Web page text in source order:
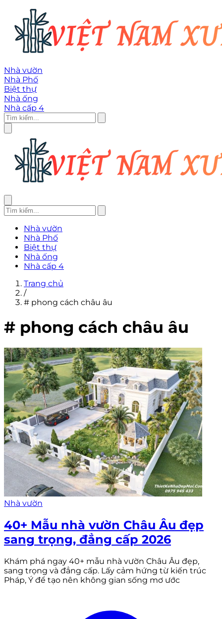
Nhà vườn
Nhà Phố
Biệt thự
Nhà ống
Nhà cấp 4
Nhà vườn
Nhà Phố
Biệt thự
Nhà ống
Nhà cấp 4
Trang chủ
/
# phong cách châu âu
# phong cách châu âu
Nhà vườn
40+ Mẫu nhà vườn Châu Âu đẹp
sang trọng, đẳng cấp 2026
Khám phá ngay 40+ mẫu nhà vườn Châu Âu đẹp,
sang trọng và đẳng cấp. Lấy cảm hứng từ kiến trúc
Pháp, Ý để tạo nên không gian sống mơ ước